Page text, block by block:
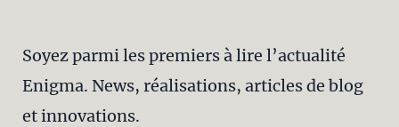
Soyez parmi les premiers à lire l’actualité
Enigma. News, réalisations, articles de blog
et innovations.